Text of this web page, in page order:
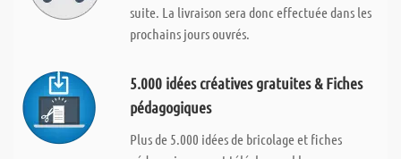
suite. La livraison sera donc effectuée dans les
prochains jours ouvrés.
5.000 idées créatives gratuites & Fiches
pédagogiques
Plus de 5.000 idées de bricolage et fiches